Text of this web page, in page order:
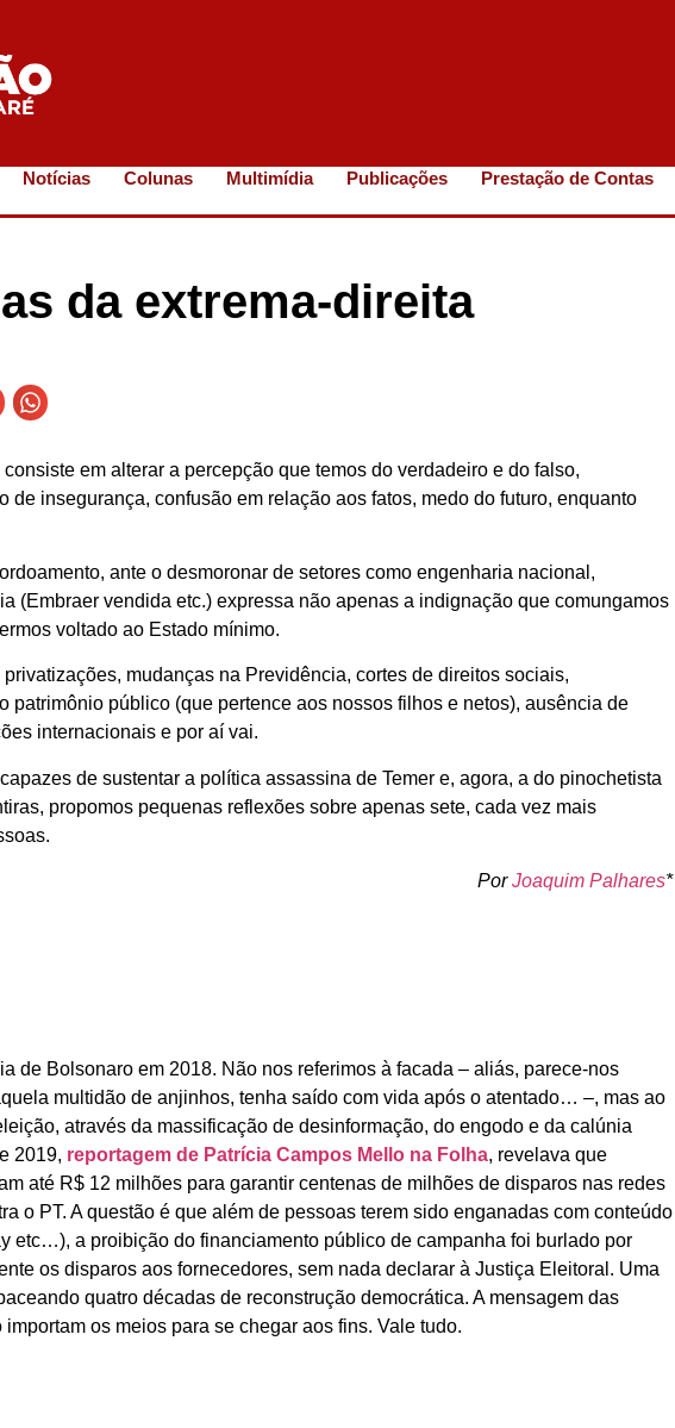
Notícias Colunas Multimídia Publicações Prestação de Contas
da extrema-direita
em alterar a percepção que temos do verdadeiro e do falso,
de insegurança, confusão em relação aos fatos, medo do futuro, enquanto
ante o desmoronar de setores como engenharia nacional,
(Embraer vendida etc.) expressa não apenas a indignação que comungamos
voltado ao Estado mínimo.
mudanças na Previdência, cortes de direitos sociais,
patrimônio público (que pertence aos nossos filhos e netos), ausência de
internacionais e por aí vai.
de sustentar a política assassina de Temer e, agora, a do pinochetista
propomos pequenas reflexões sobre apenas sete, cada vez mais
PorJoaquim Palhares*
de Bolsonaro em 2018. Não nos referimos à facada – aliás, parece-nos
multidão de anjinhos, tenha saído com vida após o atentado… –, mas ao
através da massificação de desinformação, do engodo e da calúnia
2019, reportagem de Patrícia Campos Mello na Folha, revelava que
até R$ 12 milhões para garantir centenas de milhões de disparos nas redes
o PT. A questão é que além de pessoas terem sido enganadas com conteúdo
etc…), a proibição do financiamento público de campanha foi burlado por
os disparos aos fornecedores, sem nada declarar à Justiça Eleitoral. Uma
quatro décadas de reconstrução democrática. A mensagem das
os meios para se chegar aos fins. Vale tudo.